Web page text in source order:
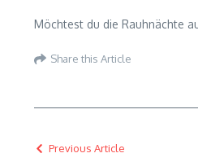
Möchtest du die Rauhnächte
Share this Article
Previous Article